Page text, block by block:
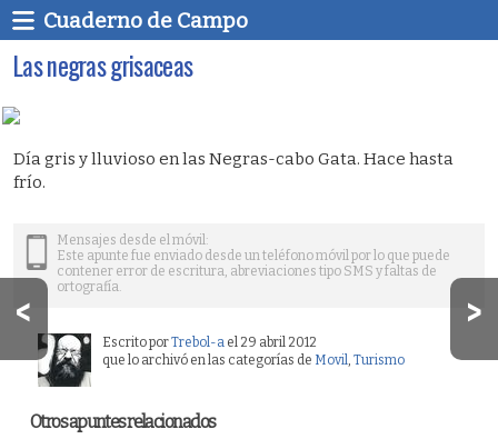
Cuaderno de Campo
Las negras grisaceas
Día gris y lluvioso en las Negras-cabo Gata. Hace hasta
frío.
Mensajes desde el móvil:
Este apunte fue enviado desde un teléfono móvil por lo que puede
contener error de escritura, abreviaciones tipo SMS y faltas de
ortografía.
Escrito porTrebol-a el 29 abril 2012
que lo archivó en las categorías de Movil, Turismo
Otros apuntes relacionados